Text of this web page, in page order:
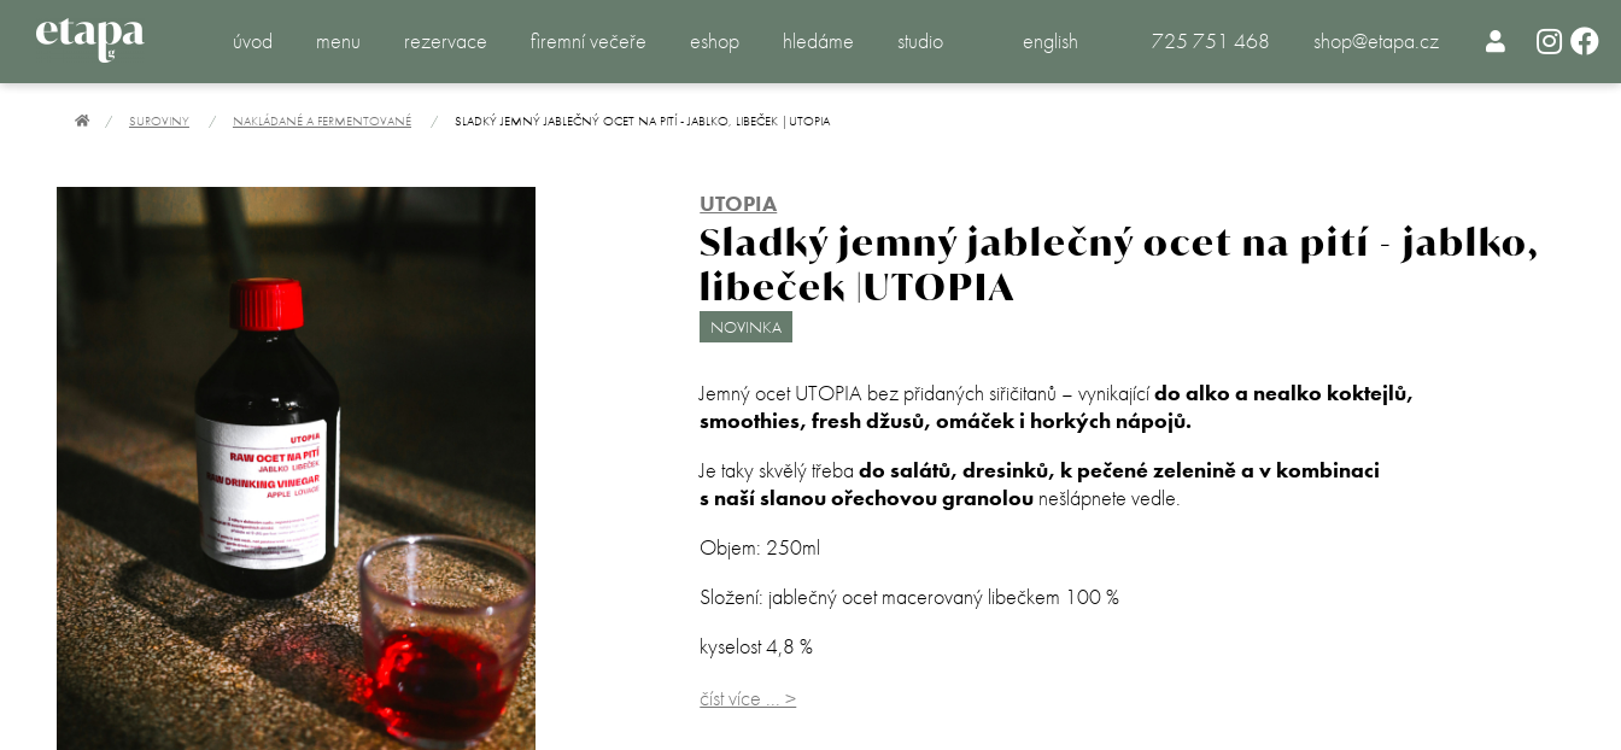
úvod menu rezervace firemní večeře eshop hledáme studio english 725 751 468 shop@etapa.cz
SUROVINY NAKLÁDANÉ A FERMENTOVANÉ SLADKÝ JEMNÝ JABLEČNÝ OCET NA PITÍ - JABLKO, LIBEČEK |UTOPIA
UTOPIA
Sladký jemný jablečný ocet na pití - jablko,
libeček |UTOPIA
NOVINKA
Jemný ocet UTOPIA bez přidaných siřičitanů – vynikajícído alko a nealko koktejlů,
smoothies, fresh džusů, omáček i horkých nápojů.
Je taky skvělý třeba do salátů, dresinků, k pečené zelenině a v kombinaci
s naší slanou ořechovou granolou nešláp­nete vedle.
Objem: 250ml
Složení: jablečný ocet macerovaný libečkem 100 %
kyselost 4,8 %
číst více ... >